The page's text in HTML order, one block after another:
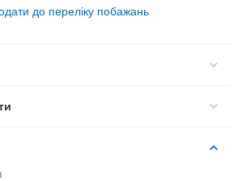
до переліку побажань